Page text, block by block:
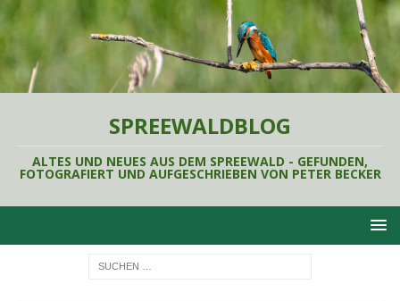
SPREEWALDBLOG
ALTES UND NEUES AUS DEM SPREEWALD - GEFUNDEN,
FOTOGRAFIERT UND AUFGESCHRIEBEN VON PETER BECKER